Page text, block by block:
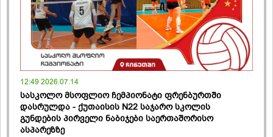
12:49 2026.07.14
სასკოლო მსოფლიო ჩემპიონატი ფრენბურთში
დასრულდა - ქუთაისის N22 საჯარო სკოლის
გუნდების პირველი ნაბიჯები საერთაშორისო
ასპარეზზე